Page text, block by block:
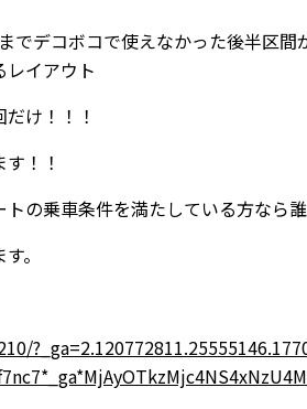
でデコボコで使えなかった後半区
イアウト
け！！！
！！
の乗車条件を満たしている方なら誰
。